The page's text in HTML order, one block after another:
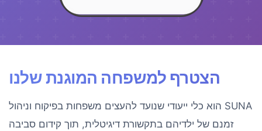
הצטרף למשפחה המוגנת שלנו
SUNA הוא כלי ייעודי שנועד להעצים משפחות בפיקוח וניהול
זמנם של ילדיהם בתקשורת דיגיטלית, תוך קידום סביבה